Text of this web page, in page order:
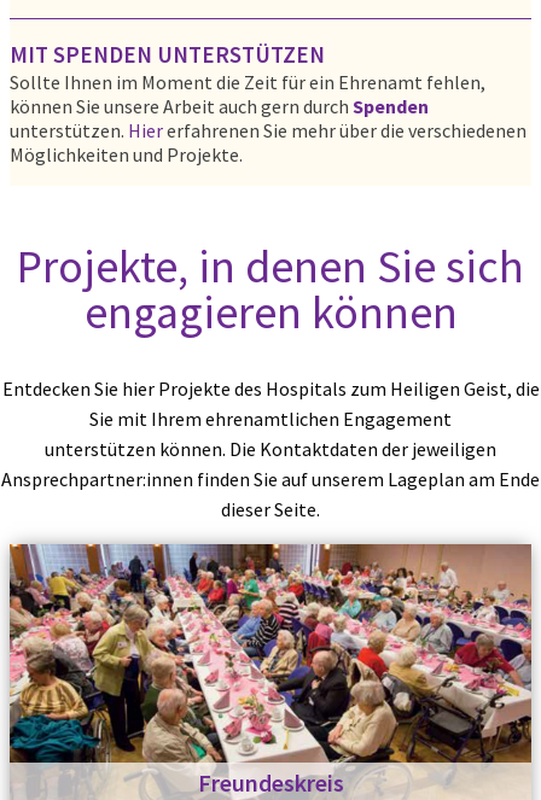
MIT SPENDEN UNTERSTÜTZEN
Sollte Ihnen im Moment die Zeit für ein Ehrenamt fehlen,
können Sie unsere Arbeit auch gern durch Spenden
unterstützen. Hiererfahrenen Sie mehr über die verschiedenen
Möglichkeiten und Projekte.
Projekte, in denen Sie sich
engagieren können
Entdecken Sie hier Projekte des Hospitals zum Heiligen Geist, die
Sie mit Ihrem ehrenamtlichen Engagement
unterstützen können. Die Kontaktdaten der jeweiligen
Ansprechpartner:innen finden Sie auf unserem Lageplan am Ende
dieser Seite.
Freundeskreis